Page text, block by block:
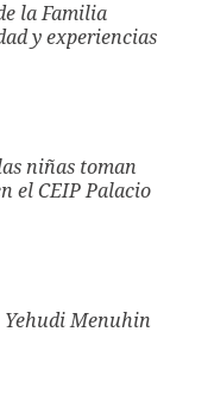
la Familia
y experiencias
niñas toman
el CEIP Palacio
Menuhin